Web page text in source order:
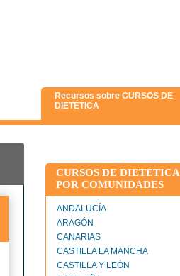
Recursos sobre CURSOS DE
DIETÉTICA
CURSOS DE DIETÉTICA
POR COMUNIDADES
ANDALUCÍA
ARAGÓN
CANARIAS
CASTILLA LA MANCHA
CASTILLA Y LEÓN